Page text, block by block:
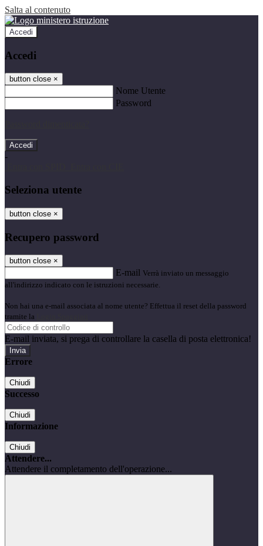
Salta al contenuto
Accedi
Accedi
button close ×
Nome Utente
Password
-
Seleziona utente
button close ×
Recupero password
button close ×
E-mail Verrà inviato un messaggio
all'indirizzo indicato con le istruzioni necessarie.
Non hai una e-mail associata al nome utente? Effettua il reset della password
tramite la
E-mail inviata, si prega di controllare la casella di posta elettronica!
Errore
Chiudi
Successo
Chiudi
Informazione
Chiudi
Attendere...
Attendere il completamento dell'operazione...